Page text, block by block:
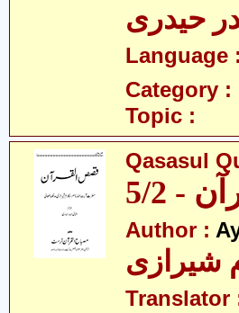
حیدری
Language :
Category :
Topic :
Qasasul
- 5/2
Author :
شیرازی
Translator